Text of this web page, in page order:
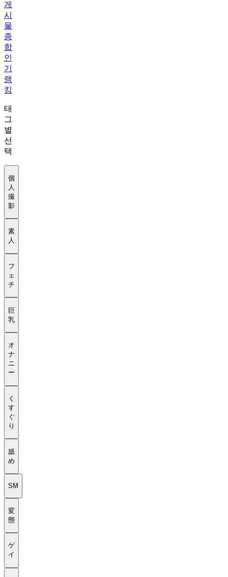
게
시
물
종
합
인
기
랭
킹
태
그
별
선
택
個
人
撮
影
素
人
フ
ェ
チ
巨
乳
オ
ナ
ニ
ー
く
す
ぐ
り
舐
め
SM
変
態
ゲ
イ